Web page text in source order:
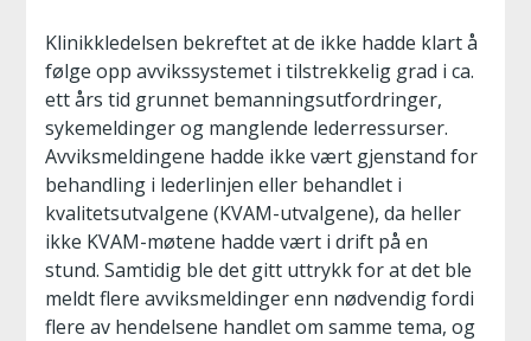
Klinikkledelsen bekreftet at de ikke hadde klart å
følge opp avvikssystemet i tilstrekkelig grad i ca.
ett års tid grunnet bemanningsutfordringer,
sykemeldinger og manglende lederressurser.
Avviksmeldingene hadde ikke vært gjenstand for
behandling i lederlinjen eller behandlet i
kvalitetsutvalgene (KVAM-utvalgene), da heller
ikke KVAM-møtene hadde vært i drift på en
stund. Samtidig ble det gitt uttrykk for at det ble
meldt flere avviksmeldinger enn nødvendig fordi
flere av hendelsene handlet om samme tema, og